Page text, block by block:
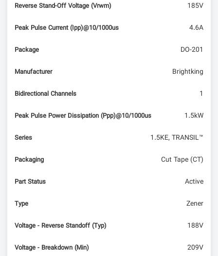
Reverse Stand-Off Voltage (Vrwm) 185V
Peak Pulse Current (Ipp)@10/1000us 4.6A
Package DO-201
Manufacturer Brightking
Bidirectional Channels 1
Peak Pulse Power Dissipation (Ppp)@10/1000us 1.5kW
Series 1.5KE, TRANSIL™
Packaging Cut Tape (CT)
Part Status Active
Type Zener
Voltage - Reverse Standoff (Typ) 188V
Voltage - Breakdown (Min) 209V